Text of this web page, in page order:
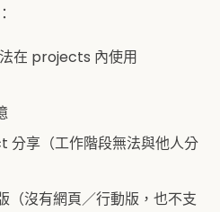
在 projects 內使用
享（工作階段無法與他人分
（沒有網頁／行動版，也不支